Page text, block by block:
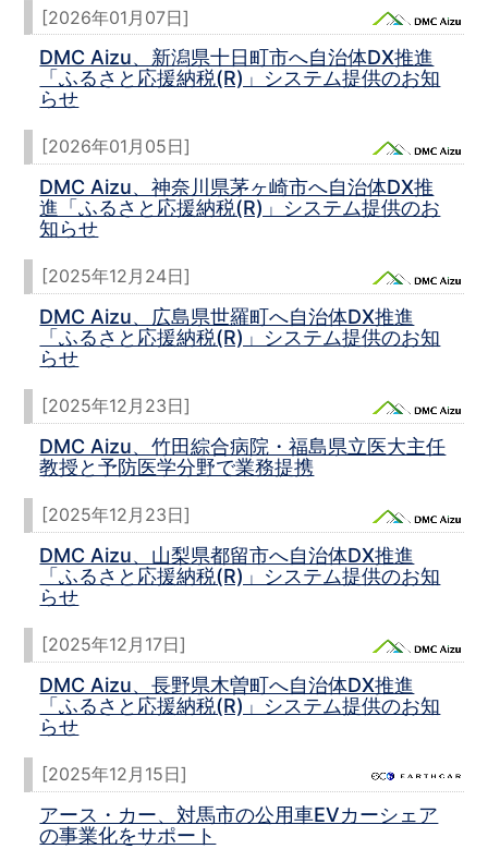
[2026年01月07日]
DMC Aizu、新潟県十日町市へ自治体DX推進
「ふるさと応援納税(R)」システム提供のお知
らせ
[2026年01月05日]
DMC Aizu、神奈川県茅ヶ崎市へ自治体DX推
進「ふるさと応援納税(R)」システム提供のお
知らせ
[2025年12月24日]
DMC Aizu、広島県世羅町へ自治体DX推進
「ふるさと応援納税(R)」システム提供のお知
らせ
[2025年12月23日]
DMC Aizu、竹田綜合病院・福島県立医大主任
教授と予防医学分野で業務提携
[2025年12月23日]
DMC Aizu、山梨県都留市へ自治体DX推進
「ふるさと応援納税(R)」システム提供のお知
らせ
[2025年12月17日]
DMC Aizu、長野県木曽町へ自治体DX推進
「ふるさと応援納税(R)」システム提供のお知
らせ
[2025年12月15日]
アース・カー、対馬市の公用車EVカーシェア
の事業化をサポート